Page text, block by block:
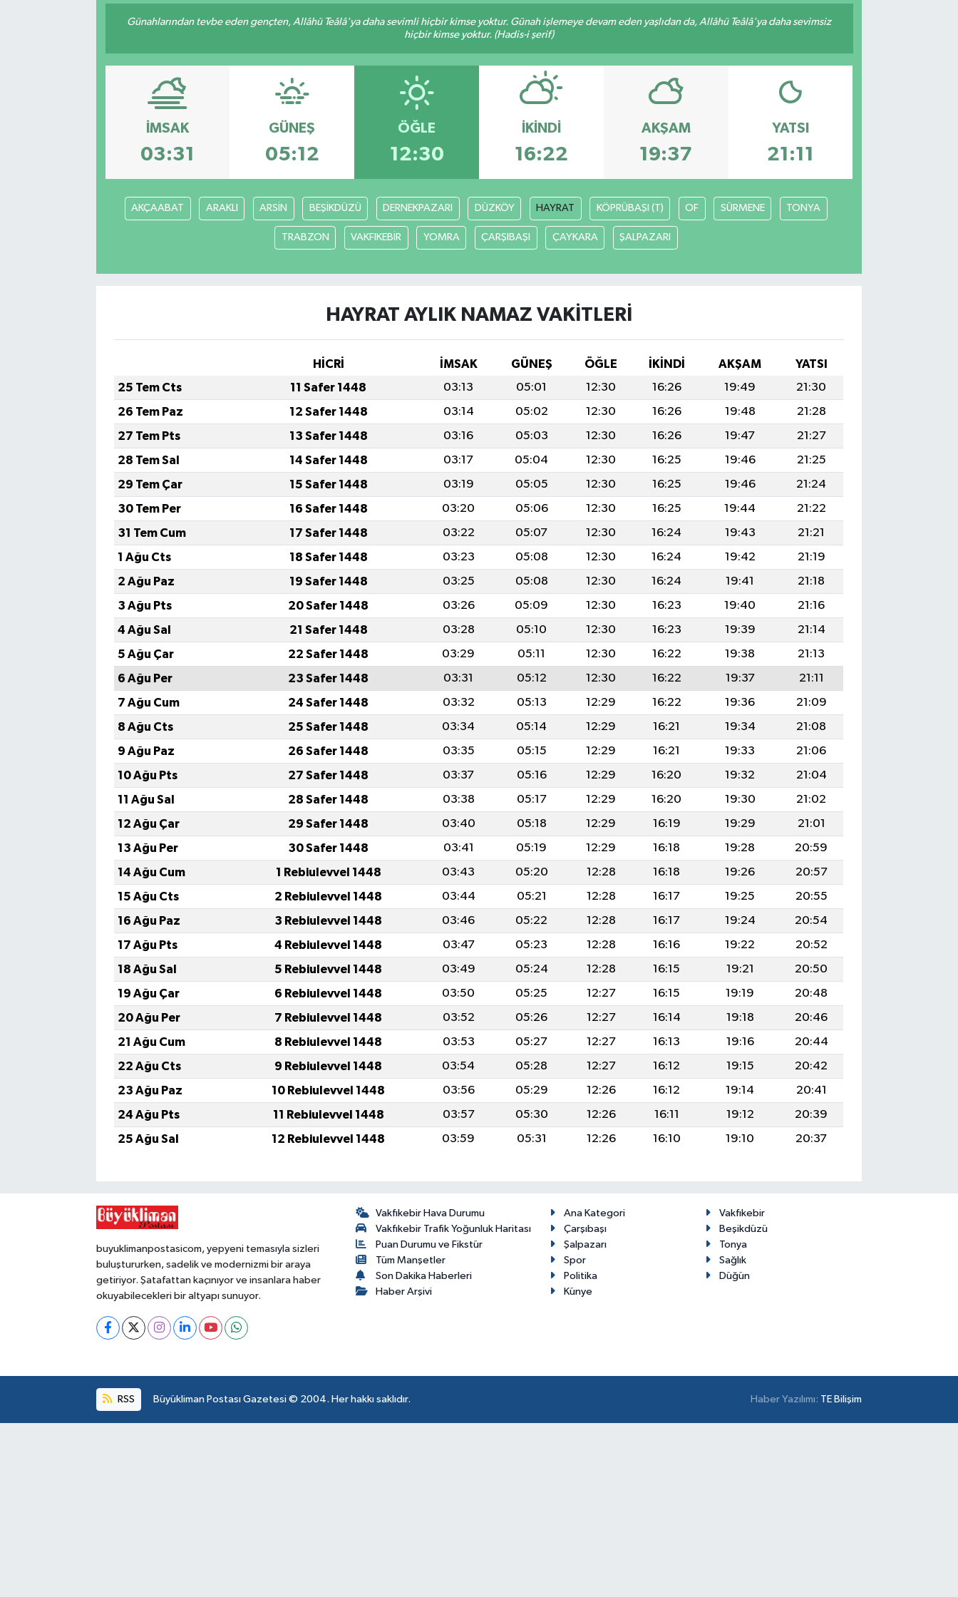
Günahlarından tevbe eden gençten, Allâhü Teâlâ'ya daha sevimli hiçbir kimse yoktur. Günah işlemeye devam eden yaşlıdan da, Allâhü Teâlâ'ya daha sevimsiz
hiçbir kimse yoktur. (Hadis-i şerif)
İMSAK
03:31
GÜNEŞ
05:12
ÖĞLE
12:30
İKINDI
16:22
AKŞAM
19:37
YATSI
21:11
AKÇAABAT ARAKLI ARSİN BEŞİKDÜZÜ DERNEKPAZARI DÜZKÖY HAYRAT KÖPRÜBAŞI (T) OF SÜRMENE TONYA
TRABZON VAKFIKEBİR YOMRA ÇARŞIBAŞI ÇAYKARA ŞALPAZARI
HAYRAT AYLIK NAMAZ VAKITLERI
HİCRİ İMSAK GÜNEŞ ÖĞLE İKINDI AKŞAM
YATSI
25 Tem Cts
11 Safer 1448 03:13 05:01 12:30 16:26 19:49
21:30
26 Tem Paz
12 Safer 1448 03:14 05:02 12:30 16:26 19:48
21:28
27 Tem Pts
13 Safer 1448 03:16 05:03 12:30 16:26 19:47
21:27
28 Tem Sal
14 Safer 1448 03:17 05:04 12:30 16:25 19:46
21:25
29 Tem Çar
15 Safer 1448 03:19 05:05 12:30 16:25 19:46
21:24
30 Tem Per
16 Safer 1448 03:20 05:06 12:30 16:25 19:44
21:22
31 Tem Cum
17 Safer 1448 03:22 05:07 12:30 16:24 19:43
21:21
1 Ağu Cts
18 Safer 1448 03:23 05:08 12:30 16:24 19:42
21:19
2 Ağu Paz
19 Safer 1448 03:25 05:08 12:30 16:24 19:41
21:18
3 Ağu Pts
20 Safer 1448 03:26 05:09 12:30 16:23 19:40
21:16
4 Ağu Sal
21 Safer 1448 03:28 05:10 12:30 16:23 19:39
21:14
5 Ağu Çar
22 Safer 1448 03:29 05:11 12:30 16:22 19:38
21:13
6 Ağu Per
23 Safer 1448 03:31 05:12 12:30 16:22 19:37
21:11
7 Ağu Cum
24 Safer 1448 03:32 05:13 12:29 16:22 19:36
21:09
8 Ağu Cts
25 Safer 1448 03:34 05:14 12:29 16:21 19:34
21:08
9 Ağu Paz
26 Safer 1448 03:35 05:15 12:29 16:21 19:33
21:06
10 Ağu Pts
27 Safer 1448 03:37 05:16 12:29 16:20 19:32
21:04
11 Ağu Sal
28 Safer 1448 03:38 05:17 12:29 16:20 19:30
21:02
12 Ağu Çar
29 Safer 1448 03:40 05:18 12:29 16:19 19:29
21:01
13 Ağu Per
30 Safer 1448 03:41 05:19 12:29 16:18 19:28
20:59
14 Ağu Cum
1 Rebiulevvel 1448 03:43 05:20 12:28 16:18 19:26
20:57
15 Ağu Cts
2 Rebiulevvel 1448 03:44 05:21 12:28 16:17 19:25
20:55
16 Ağu Paz
3 Rebiulevvel 1448 03:46 05:22 12:28 16:17 19:24
20:54
17 Ağu Pts
4 Rebiulevvel 1448 03:47 05:23 12:28 16:16 19:22
20:52
18 Ağu Sal
5 Rebiulevvel 1448 03:49 05:24 12:28 16:15 19:21
20:50
19 Ağu Çar
6 Rebiulevvel 1448 03:50 05:25 12:27 16:15 19:19
20:48
20 Ağu Per
7 Rebiulevvel 1448 03:52 05:26 12:27 16:14 19:18
20:46
21 Ağu Cum
8 Rebiulevvel 1448 03:53 05:27 12:27 16:13 19:16
20:44
22 Ağu Cts
9 Rebiulevvel 1448 03:54 05:28 12:27 16:12 19:15
20:42
23 Ağu Paz
10 Rebiulevvel 1448 03:56 05:29 12:26 16:12 19:14
20:41
24 Ağu Pts
11 Rebiulevvel 1448 03:57 05:30 12:26 16:11 19:12
20:39
25 Ağu Sal
12 Rebiulevvel 1448 03:59 05:31 12:26 16:10 19:10 20:37
buyuklimanpostasicom, yepyeni temasıyla sizleri
buluştururken, sadelik ve modernizmi bir araya
getiriyor. Şatafattan kaçınıyor ve insanlara haber
okuyabilecekleri bir altyapı sunuyor.
Vakfıkebir Hava Durumu
Vakfıkebir Trafik Yoğunluk Haritası
Puan Durumu ve Fikstür
Tüm Manşetler
Son Dakika Haberleri
Haber Arşivi
Ana Kategori
Vakfıkebir
Çarşıbaşı
Beşikdüzü
Şalpazarı
Tonya
Spor
Sağlık
Politika
Düğün
Künye
RSS Büyükliman Postası Gazetesi © 2004. Her hakkı saklıdır. Haber Yazılımı: TE Bilişim